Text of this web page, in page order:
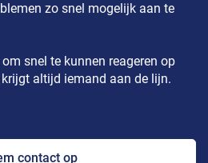
zo snel mogelijk aan te
snel te kunnen reageren op
altijd iemand aan de lijn.
contact op